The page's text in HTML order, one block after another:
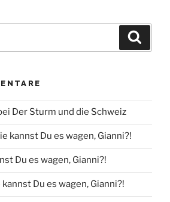
Der Sturm und die Schweiz
kannst Du es wagen, Gianni?!
Du es wagen, Gianni?!
Du es wagen, Gianni?!